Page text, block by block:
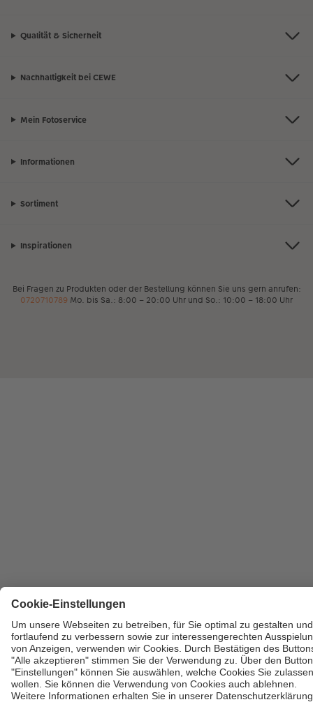
Qualität & Sicherheit
Nachhaltigkeit bei CEWE
Mein Fotoservice
Informationen
Sortiment
Inspirationen
Bei Fragen zu Produkten oder der Bestellung können Sie uns gern anrufen:
0720710789 Mo. bis Sa.: 8:00 – 20:00 Uhr und So.: 10:00 – 18:00 Uhr